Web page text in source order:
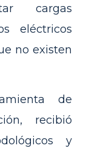
cargas
eléctricos
no existen
de
recibió
y